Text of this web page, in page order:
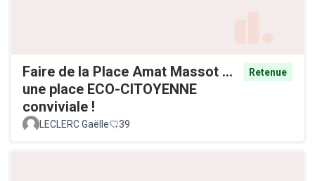
Faire de la Place Amat Massot ...
une place ECO-CITOYENNE
conviviale !
Retenue
LECLERC Gaëlle 39